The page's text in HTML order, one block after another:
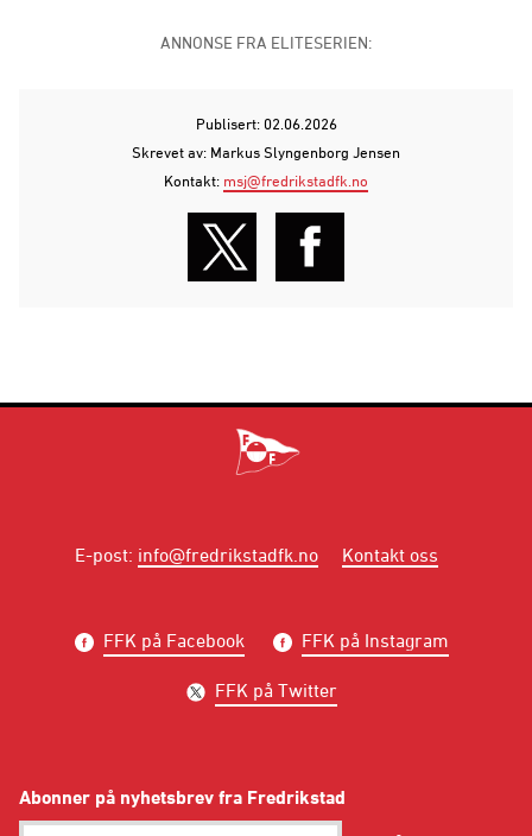
ANNONSE FRA ELITESERIEN:
Publisert: 02.06.2026
Skrevet av: Markus Slyngenborg Jensen
Kontakt: msj@fredrikstadfk.no
E-post: info@fredrikstadfk.no Kontakt oss
FFK på Facebook FFK på Instagram
FFK på Twitter
Abonner på nyhetsbrev fra Fredrikstad